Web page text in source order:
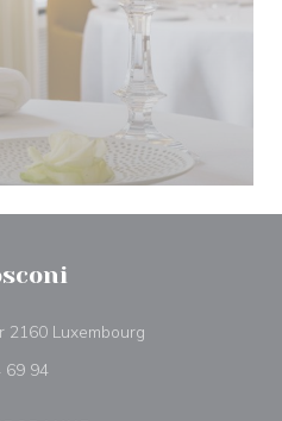
2160 Luxembourg
69 94